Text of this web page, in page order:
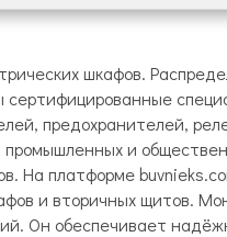
шкафов.
предохранителей,
и
На платформе
и вторичных щитов.
Он обеспечивает